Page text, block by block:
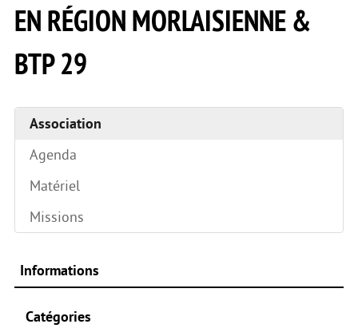
EN RÉGION MORLAISIENNE &
BTP 29
Association
Agenda
Matériel
Missions
Informations
Catégories